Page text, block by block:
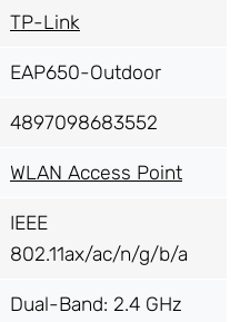
TP-Link
EAP650-Outdoor
4897098683552
WLAN Access Point
IEEE
802.11ax/ac/n/g/b/a
Dual-Band: 2.4 GHz